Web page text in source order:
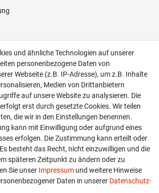
racing.de
und ähnliche Technologien auf unserer
personenbezogene Daten von
Webseite (z.B. IP-Adresse), um z.B. Inhalte
Medien von Drittanbietern
auf unsere Website zu analysieren. Die
erst durch gesetzte Cookies. Wir teilen
die wir in den Einstellungen benennen.
kann mit Einwilligung oder aufgrund eines
erfolgen. Die Zustimmung kann erteilt oder
besteht das Recht, nicht einzuwilligen und die
späteren Zeitpunkt zu ändern oder zu
Sie unser Impressum und weitere Hinweise
Daten in unserer Daten­schutz­